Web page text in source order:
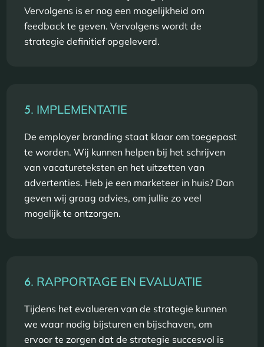
Vervolgens is er nog een mogelijkheid om
feedback te geven. Vervolgens wordt de
strategie definitief opgeleverd.
5. IMPLEMENTATIE
De employer branding staat klaar om toegepast
te worden. Wij kunnen helpen bij het schrijven
van vacatureteksten en het uitzetten van
advertenties. Heb je een marketeer in huis? Dan
geven wij graag advies, om jullie zo veel
mogelijk te ontzorgen.
6. RAPPORTAGE EN EVALUATIE
Tijdens het evalueren van de strategie kunnen
we waar nodig bijsturen en bijschaven, om
ervoor te zorgen dat de strategie succesvol is